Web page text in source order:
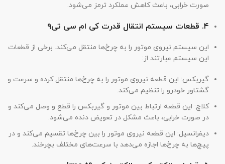
صورت خرابی، باعث کاهش عملکرد ترمز می‌شود.
۴. قطعات سیستم انتقال قدرت کی ام سی تی۹
این سیستم نیروی موتور را به چرخ‌ها منتقل می‌کند. برخی از قطعات
این سیستم عبارتند از:
گیربکس: این قطعه نیروی موتور را به چرخ‌ها منتقل کرده و سرعت و
گشتاور خودرو را تنظیم می‌کند.
کلاچ: این قطعه ارتباط بین موتور و گیربکس را قطع و وصل می‌کند و
در صورت خرابی، باعث مشکل در تعویض دنده می‌شود.
دیفرانسیل: این قطعه نیروی موتور را بین چرخ‌ها تقسیم می‌کند و در
پیچ‌ها به چرخ‌ها اجازه می‌دهد با سرعت‌های مختلف بچرخند.